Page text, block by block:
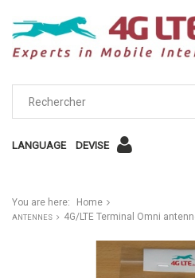
LANGUAGE DEVISE
You are here: Home
ANTENNES 4G/LTE Terminal Omni